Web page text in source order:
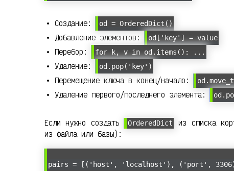
Создание: od = OrderedDict()
Добавление элементов: od['key'] = value
Перебор: for k, v in od.items(): ...
Удаление: od.pop('key')
Перемещение ключа в конец/начало:
Удаление первого/последнего элемента:
Если нужно создать OrderedDict
из списка
из файла или базы):
pairs = [('host', 'localhost'), ('port',